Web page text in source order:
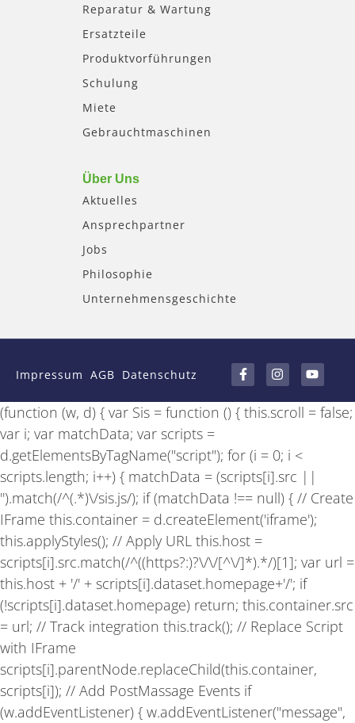
Reparatur & Wartung
Ersatzteile
Produktvorführungen
Schulung
Miete
Gebrauchtmaschinen
Über Uns
Aktuelles
Ansprechpartner
Jobs
Philosophie
Unternehmensgeschichte
Impressum AGB Datenschutz
a
c
e
b
o
-
n
s
t
a
g
m
o
u
t
u
b
(function (w, d) { var Sis = function () { this.scroll = false;
var i; var matchData; var scripts =
d.getElementsByTagName("script"); for (i = 0; i <
scripts.length; i++) { matchData = (scripts[i].src ||
'').match(/^(.*)\/sis.js/); if (matchData !== null) { // Create
IFrame this.container = d.createElement('iframe');
this.applyStyles(); // Apply URL this.host =
scripts[i].src.match(/^((https?:)?\/\/[^\/]*).*/)[1]; var url =
this.host + '/' + scripts[i].dataset.homepage+'/'; if
(!scripts[i].dataset.homepage) return; this.container.src
= url; // Track integration this.track(); // Replace Script
with IFrame
scripts[i].parentNode.replaceChild(this.container,
scripts[i]); // Add PostMassage Events if
(w.addEventListener) { w.addEventListener("message",